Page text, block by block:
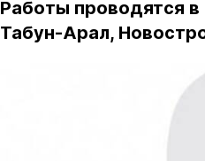
Работы проводятся
Табун-Арал,